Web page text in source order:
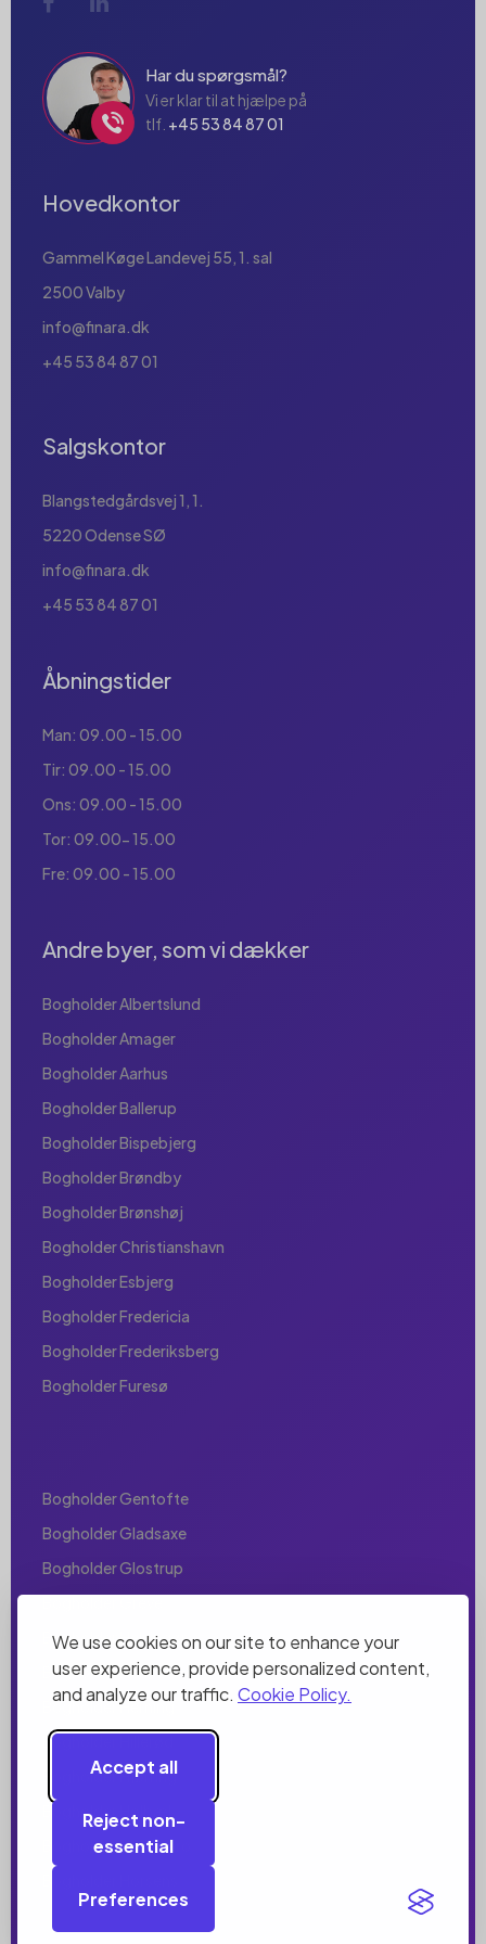
We use cookies on our site to enhance your
user experience, provide personalized content,
and analyze our traffic. Cookie Policy.
Accept all
Reject non-
essential
Preferences
Har du spørgsmål?
Vi er klar til at hjælpe på
tlf. +45 53 84 87 01
Hovedkontor
Gammel Køge Landevej 55, 1. sal
2500 Valby
info@finara.dk
+45 53 84 87 01
Salgskontor
Blangstedgårdsvej 1, 1.
5220 Odense SØ
info@finara.dk
+45 53 84 87 01
Åbningstider
Man: 09.00 - 15.00
Tir: 09.00 - 15.00
Ons: 09.00 - 15.00
Tor: 09.00- 15.00
Fre: 09.00 - 15.00
Andre byer, som vi dækker
Bogholder Albertslund
Bogholder Amager
Bogholder Aarhus
Bogholder Ballerup
Bogholder Bispebjerg
Bogholder Brøndby
Bogholder Brønshøj
Bogholder Christianshavn
Bogholder Esbjerg
Bogholder Fredericia
Bogholder Frederiksberg
Bogholder Furesø
Bogholder Gentofte
Bogholder Gladsaxe
Bogholder Glostrup
Bogholder Helsingør
Bogholder Herlev
Bogholder Herning
Bogholder Hillerød
Bogholder Hjørring
Bogholder Holbæk
Bogholder Holstebro